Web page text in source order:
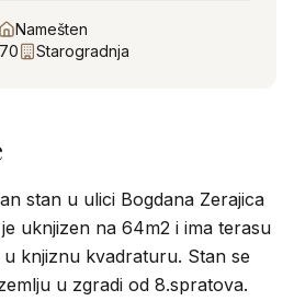
Namešten
Starogradnja
stan u ulici Bogdana Zerajica
uknjizen na 64m2 i ima terasu
u knjiznu kvadraturu. Stan se
u zgradi od 8.spratova.